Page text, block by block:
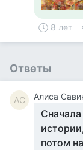
8 лет
Ответы
АС Алиса
потом